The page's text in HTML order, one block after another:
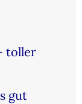
toller
gut